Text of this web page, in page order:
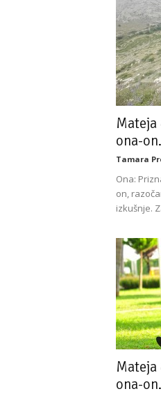
Mateja
ona-
Tamara
Ona:
on,
izkušnje.
Mateja
ona-